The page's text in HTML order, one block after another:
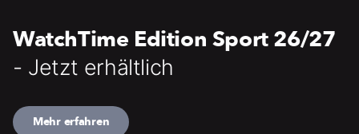
WatchTime Edition Sport 26/27
- Jetzt erhältlich
Mehr erfahren